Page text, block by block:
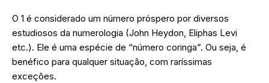
O 1 é considerado um número próspero por diversos
estudiosos da numerologia (John Heydon, Eliphas Levi
etc.). Ele é uma espécie de “número coringa”. Ou seja, é
benéfico para qualquer situação, com raríssimas
exceções.